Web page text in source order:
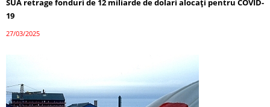
SUA retrage fonduri de 12 miliarde de dolari alocați pentru COVID-
19
27/03/2025